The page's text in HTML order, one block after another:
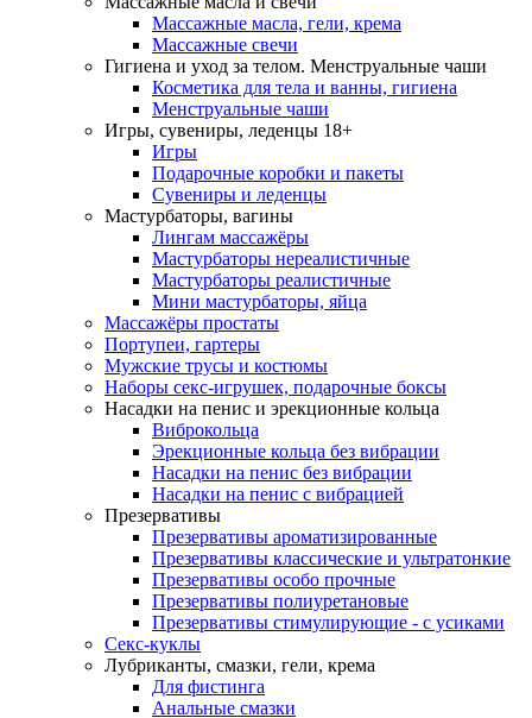
Массажные масла, гели, крема
Массажные свечи
Гигиена и уход за телом. Менструальные чаши
Косметика для тела и ванны, гигиена
Менструальные чаши
Игры, сувениры, леденцы 18+
Игры
Подарочные коробки и пакеты
Сувениры и леденцы
Мастурбаторы, вагины
Лингам массажёры
Мастурбаторы нереалистичные
Мастурбаторы реалистичные
Мини мастурбаторы, яйца
Массажёры простаты
Портупеи, гартеры
Мужские трусы и костюмы
Наборы секс-игрушек, подарочные боксы
Насадки на пенис и эрекционные кольца
Виброкольца
Эрекционные кольца без вибрации
Насадки на пенис без вибрации
Насадки на пенис с вибрацией
Презервативы
Презервативы ароматизированные
Презервативы классические и ультратонкие
Презервативы особо прочные
Презервативы полиуретановые
Презервативы стимулирующие - с усиками
Секс-куклы
Лубриканты, смазки, гели, крема
Для фистинга
Анальные смазки